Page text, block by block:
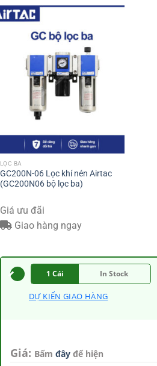
LỌC BA
GC200N-06 Lọc khí nén Airtac
(GC200N06 bộ lọc ba)
Giá ưu đãi
Giao hàng ngay
1 Cái In Stock
DỰ KIẾN GIAO HÀNG
Giá: Bấm đây để hiện